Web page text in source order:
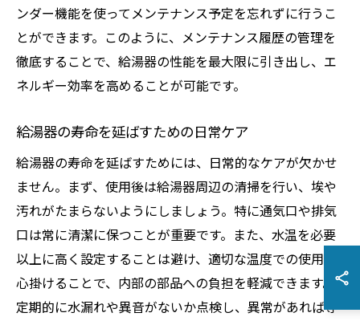
ンダー機能を使ってメンテナンス予定を忘れずに行うこ
とができます。このように、メンテナンス履歴の管理を
徹底することで、給湯器の性能を最大限に引き出し、エ
ネルギー効率を高めることが可能です。
給湯器の寿命を延ばすための日常ケア
給湯器の寿命を延ばすためには、日常的なケアが欠かせ
ません。まず、使用後は給湯器周辺の清掃を行い、埃や
汚れがたまらないようにしましょう。特に通気口や排気
口は常に清潔に保つことが重要です。また、水温を必要
以上に高く設定することは避け、適切な温度での使用を
心掛けることで、内部の部品への負担を軽減できます。
定期的に水漏れや異音がないか点検し、異常があれば専